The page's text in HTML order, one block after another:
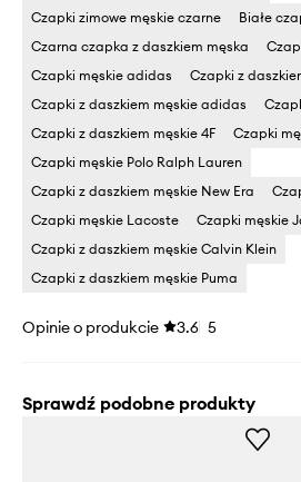
Czapki zimowe męskie czarne
Białe
Czarna czapka z daszkiem męska
Czapki męskie adidas
Czapki z
Czapki z daszkiem męskie adidas
Czapki z daszkiem męskie 4F
Czapki
Czapki męskie Polo Ralph Lauren
Czapki z daszkiem męskie New Era
Czapki męskie Lacoste
Czapki męskie
Czapki z daszkiem męskie Calvin Klein
Czapki z daszkiem męskie Puma
Opinie o produkcie 3.6 5
Sprawdź podobne produkty